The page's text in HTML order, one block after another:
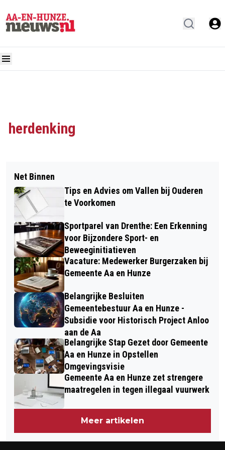
herdenking
Net Binnen
Tips en Advies om Vallen bij Ouderen
te Voorkomen
Sportparel van Drenthe: Een Erkenning
voor Bijzondere Sport- en
Beweeginitiatieven
Vacature: Medewerker Burgerzaken bij
Gemeente Aa en Hunze
Belangrijke Besluiten
Gemeentebestuur Aa en Hunze -
Subsidie voor Historisch Project Anloo
aan de Aa
Belangrijke Stap Gezet door Gemeente
Aa en Hunze in Opstellen
Omgevingsvisie
Gemeente Aa en Hunze zet strengere
maatregelen in tegen illegaal vuurwerk
Meer artikelen